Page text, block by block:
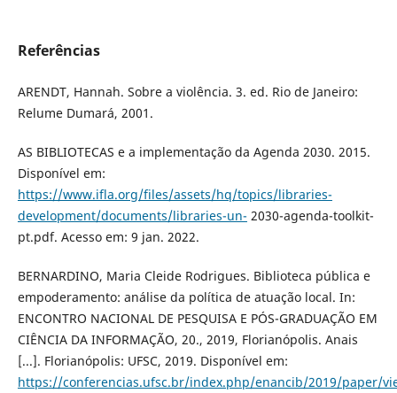
Referências
ARENDT, Hannah. Sobre a violência. 3. ed. Rio de Janeiro:
Relume Dumará, 2001.
AS BIBLIOTECAS e a implementação da Agenda 2030. 2015.
Disponível em:
https://www.ifla.org/files/assets/hq/topics/libraries-
development/documents/libraries-un- 2030-agenda-toolkit-
pt.pdf. Acesso em: 9 jan. 2022.
BERNARDINO, Maria Cleide Rodrigues. Biblioteca pública e
empoderamento: análise da política de atuação local. In:
ENCONTRO NACIONAL DE PESQUISA E PÓS-GRADUAÇÃO EM
CIÊNCIA DA INFORMAÇÃO, 20., 2019, Florianópolis. Anais
[...]. Florianópolis: UFSC, 2019. Disponível em:
https://conferencias.ufsc.br/index.php/enancib/2019/paper/